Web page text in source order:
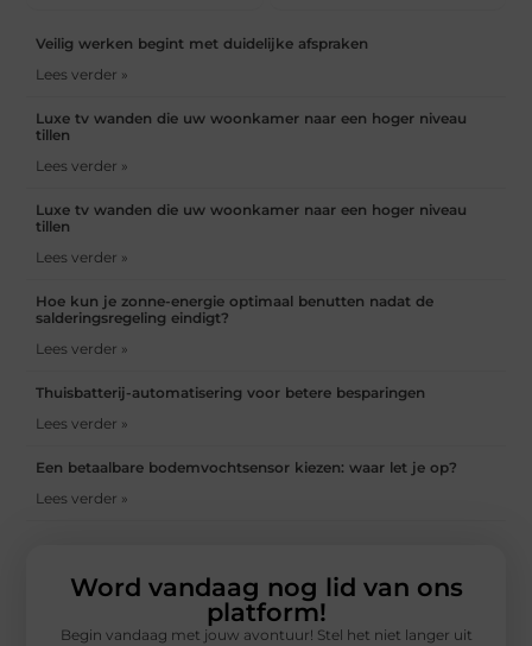
Veilig werken begint met duidelijke afspraken
Lees verder »
Luxe tv wanden die uw woonkamer naar een hoger niveau
tillen
Lees verder »
Luxe tv wanden die uw woonkamer naar een hoger niveau
tillen
Lees verder »
Hoe kun je zonne-energie optimaal benutten nadat de
salderingsregeling eindigt?
Lees verder »
Thuisbatterij-automatisering voor betere besparingen
Lees verder »
Een betaalbare bodemvochtsensor kiezen: waar let je op?
Lees verder »
Word vandaag nog lid van ons
platform!
Begin vandaag met jouw avontuur! Stel het niet langer uit